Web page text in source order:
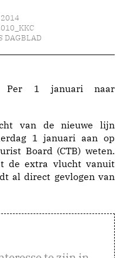
2014
DAGBLAD
Per 1 januari naar
van de nieuwe lijn
1 januari aan op
Board (CTB) weten.
de extra vlucht vanuit
al direct gevlogen van